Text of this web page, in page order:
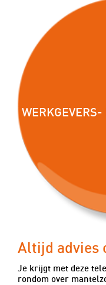
Altijd advies
Je krijgt met deze
rondom over